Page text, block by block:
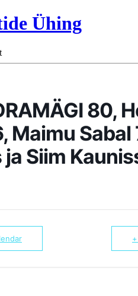
Ühing
80,
Maimu Sabal
ja Siim